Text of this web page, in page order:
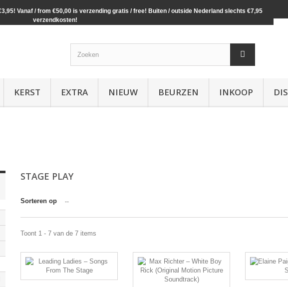
Vanaf / from €50,00 is verzending gratis / free! Buiten / outside Nederland slechts €7,95
verzendkosten!
KERST EXTRA NIEUW BEURZEN INKOOP
STAGE PLAY
Sorteren op --
Toont 1 - 7 van de 7 items